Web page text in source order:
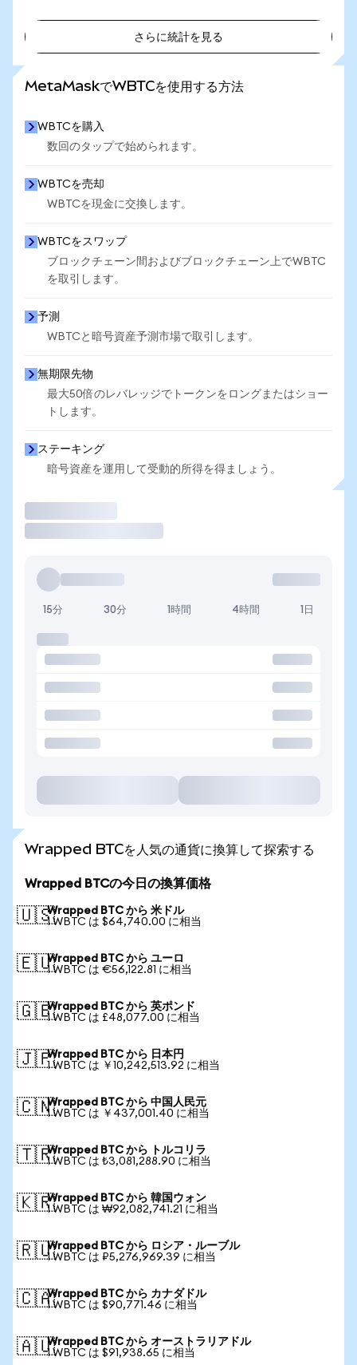
さらに統計を見る
MetaMaskでWBTCを使用する方法
WBTCを購入
数回のタップで始められます。
WBTCを売却
WBTCを現金に交換します。
WBTCをスワップ
ブロックチェーン間およびブロックチェーン上でWBTC
を取引します。
予測
WBTCと暗号資産予測市場で取引します。
無期限先物
最大50倍のレバレッジでトークンをロングまたはショー
トします。
ステーキング
暗号資産を運用して受動的所得を得ましょう。
15分 30分 1時間 4時間 1日
Wrapped BTCを人気の通貨に換算して探索する
Wrapped BTCの今日の換算価格
🇺🇸Wrapped BTC から 米ドル
1 WBTC は $64,740.00 に相当
🇪🇺Wrapped BTC から ユーロ
1 WBTC は €56,122.81 に相当
🇬🇧Wrapped BTC から 英ポンド
1 WBTC は £48,077.00 に相当
🇯🇵Wrapped BTC から 日本円
1 WBTC は ￥10,242,513.92 に相当
🇨🇳Wrapped BTC から 中国人民元
1 WBTC は ￥437,001.40 に相当
🇹🇷Wrapped BTC から トルコリラ
1 WBTC は ₺3,081,288.90 に相当
🇰🇷Wrapped BTC から 韓国ウォン
1 WBTC は ₩92,082,741.21 に相当
🇷🇺Wrapped BTC から ロシア・ルーブル
1 WBTC は ₽5,276,969.39 に相当
🇨🇦Wrapped BTC から カナダドル
1 WBTC は $90,771.46 に相当
🇦🇺Wrapped BTC から オーストラリアドル
1 WBTC は $91,938.65 に相当